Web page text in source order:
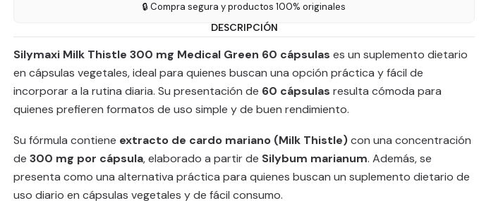
🔒 Compra segura y productos 100% originales
DESCRIPCIÓN
Silymaxi Milk Thistle 300 mg Medical Green 60 cápsulas es un suplemento dietario
en cápsulas vegetales, ideal para quienes buscan una opción práctica y fácil de
incorporar a la rutina diaria. Su presentación de 60 cápsulas resulta cómoda para
quienes prefieren formatos de uso simple y de buen rendimiento.
Su fórmula contiene extracto de cardo mariano (Milk Thistle)con una concentración
de 300 mg por cápsula, elaborado a partir de Silybum marianum. Además, se
presenta como una alternativa práctica para quienes buscan un suplemento dietario de
uso diario en cápsulas vegetales y de fácil consumo.